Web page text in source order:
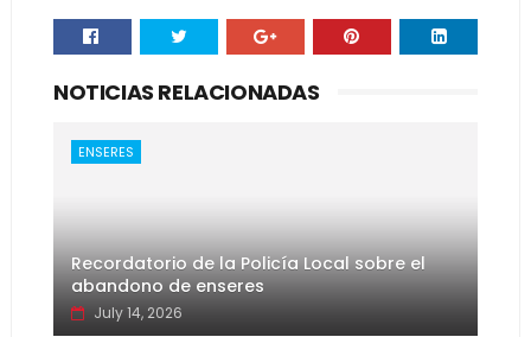
NOTICIAS RELACIONADAS
ENSERES
Recordatorio de la Policía Local sobre el
abandono de enseres
July 14, 2026